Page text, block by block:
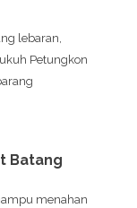
lebaran,
Petungkon
Batang
menahan